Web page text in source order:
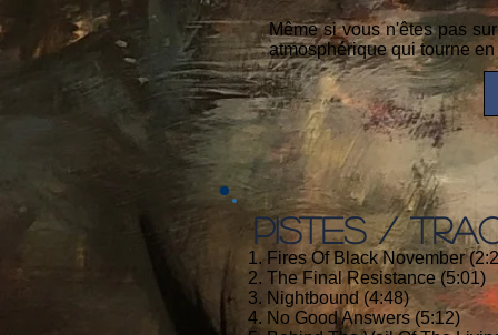
Même si vous n'êtes pas
atmosphérique qui tourne
PISTES /
1. Fires Of Black November
2. The Final Resistance (5:01)
3. Nightbound (4:48)
4. No Good Answers (5:12)